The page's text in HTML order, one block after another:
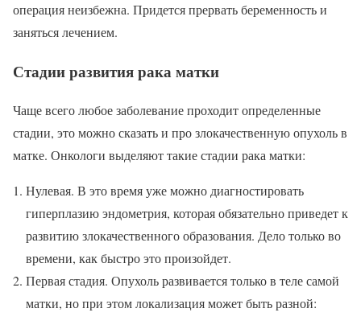
операция неизбежна. Придется прервать беременность и
заняться лечением.
Стадии развития рака матки
Чаще всего любое заболевание проходит определенные
стадии, это можно сказать и про злокачественную опухоль в
матке. Онкологи выделяют такие стадии рака матки:
Нулевая. В это время уже можно диагностировать
гиперплазию эндометрия, которая обязательно приведет к
развитию злокачественного образования. Дело только во
времени, как быстро это произойдет.
Первая стадия. Опухоль развивается только в теле самой
матки, но при этом локализация может быть разной: